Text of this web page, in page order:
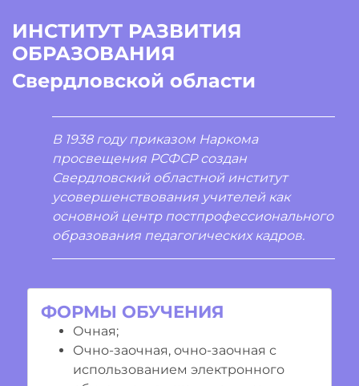
ИНСТИТУТ РАЗВИТИЯ
ОБРАЗОВАНИЯ
Свердловской области
В 1938 году приказом Наркома
просвещения РСФСР создан
Свердловский областной институт
усовершенствования учителей как
основной центр постпрофессионального
образования педагогических кадров.
ФОРМЫ ОБУЧЕНИЯ
Очная;
Очно-заочная, очно-заочная с
использованием электронного